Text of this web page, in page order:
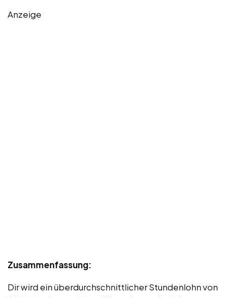
Anzeige
Zusammenfassung:
Dir wird ein überdurchschnittlicher Stundenlohn von